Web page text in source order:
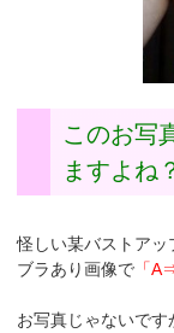
このお写
ますよね
怪しい某バストアッ
ブラあり画像で 「
お写真じゃないで